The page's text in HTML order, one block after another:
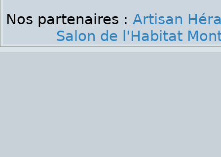
Nos partenaires : Artisan
Salon de l'Habitat